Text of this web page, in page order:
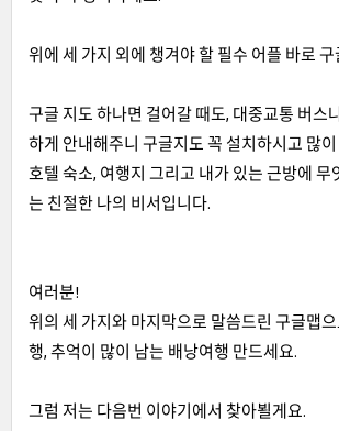
위에 세 가지 외에 챙겨야 할 필수 어플 바로
구글 지도 하나면 걸어갈 때도, 대중교통 버스
하게 안내해주니 구글지도 꼭 설치하시고 많
호텔 숙소, 여행지 그리고 내가 있는 근방에 무
는 친절한 나의 비서입니다.
여러분!
위의 세 가지와 마지막으로 말씀드린 구글맵
행, 추억이 많이 남는 배낭여행 만드세요.
그럼 저는 다음번 이야기에서 찾아뵐게요.